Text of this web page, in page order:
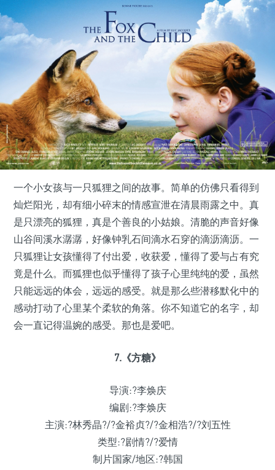
一个小女孩与一只狐狸之间的故事。简单的仿佛只看得到
灿烂阳光，却有细小碎末的情感宣泄在清晨雨露之中。真
是只漂亮的狐狸，真是个善良的小姑娘。清脆的声音好像
山谷间溪水潺潺，好像钟乳石间滴水石穿的滴沥滴沥。一
只狐狸让女孩懂得了付出爱，收获爱，懂得了爱与占有究
竟是什么。而狐狸也似乎懂得了孩子心里纯纯的爱，虽然
只能远远的体会，远远的感受。就是那么些潜移默化中的
感动打动了心里某个柔软的角落。你不知道它的名字，却
会一直记得温婉的感受。那也是爱吧。
7.《方糖》
导演:?李焕庆
编剧:?李焕庆
主演:?林秀晶?/?金裕贞?/?金相浩?/?刘五性
类型:?剧情?/?爱情
制片国家/地区:?韩国